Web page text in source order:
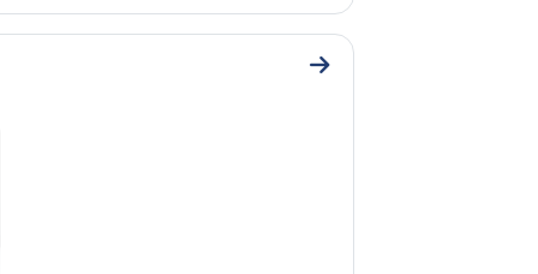
Go to section UNITAT 4: